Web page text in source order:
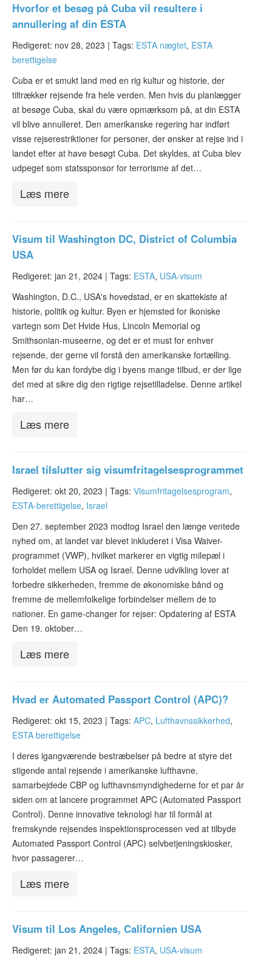
Hvorfor et besøg på Cuba vil resultere i
annullering af din ESTA
Redigeret: nov 28, 2023 | Tags: ESTA nægtet, ESTA
berettigelse
Cuba er et smukt land med en rig kultur og historie, der
tiltrækker rejsende fra hele verden. Men hvis du planlægger
at besøge Cuba, skal du være opmærksom på, at din ESTA
vil blive annulleret. Den amerikanske regering har indført
visse rejserestriktioner for personer, der ønsker at rejse ind i
landet efter at have besøgt Cuba. Det skyldes, at Cuba blev
udpeget som statssponsor for terrorisme af det…
Læs mere
Visum til Washington DC, District of Columbia
USA
Redigeret: jan 21, 2024 | Tags: ESTA, USA-visum
Washington, D.C., USA's hovedstad, er en skattekiste af
historie, politik og kultur. Byen er hjemsted for ikoniske
vartegn som Det Hvide Hus, Lincoln Memorial og
Smithsonian-museerne, og det er et must for enhver
rejsende, der gerne vil forstå den amerikanske fortælling.
Men før du kan fordybe dig i byens mange tilbud, er der lige
det med at sikre dig den rigtige rejsetilladelse. Denne artikel
har…
Læs mere
Israel tilslutter sig visumfritagelsesprogrammet
Redigeret: okt 20, 2023 | Tags: Visumfritagelsesprogram,
ESTA-berettigelse, Israel
Den 27. september 2023 modtog Israel den længe ventede
nyhed om, at landet var blevet inkluderet i Visa Waiver-
programmet (VWP), hvilket markerer en vigtig milepæl i
forholdet mellem USA og Israel. Denne udvikling lover at
forbedre sikkerheden, fremme de økonomiske bånd og
fremme de mellemfolkelige forbindelser mellem de to
nationer. En game-changer for rejser: Opdatering af ESTA
Den 19. oktober…
Læs mere
Hvad er Automated Passport Control (APC)?
Redigeret: okt 15, 2023 | Tags: APC, Lufthavnssikkerhed,
ESTA berettigelse
I deres igangværende bestræbelser på bedre at styre det
stigende antal rejsende i amerikanske lufthavne,
samarbejdede CBP og lufthavnsmyndighederne for et par år
siden om at lancere programmet APC (Automated Passport
Control). Denne innovative teknologi har til formål at
fremskynde rejsendes inspektionsprocessen ved at tilbyde
Automated Passport Control (APC) selvbetjeningskiosker,
hvor passagerer…
Læs mere
Visum til Los Angeles, Californien USA
Redigeret: jan 21, 2024 | Tags: ESTA, USA-visum